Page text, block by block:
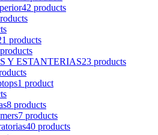
42 products
products
Y ESTANTERIAS23 products
1 product
8 products
7 products
40 products